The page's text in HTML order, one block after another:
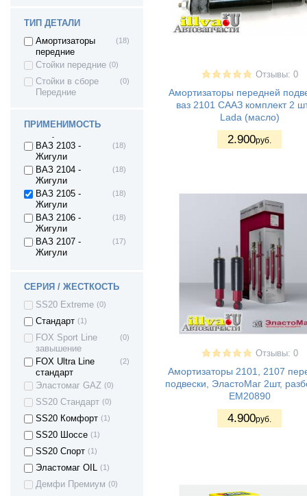
ТИП ДЕТАЛИ
Амортизаторы
передние
(18)
Стойки передние (0)
Стойки в сборе
Передние
(0)
ПРИМЕНИМОСТЬ
Nissan Qashqai +2
Renault Logan
Stepway II
Stepway II
ВАЗ 2101 -
ВАЗ 2102 -
ВАЗ 2103 -
Жигули
(18)
ВАЗ 2104 -
Жигули
(18)
ВАЗ 2105 -
Жигули
(18)
ВАЗ 2106 -
Жигули
(18)
ВАЗ 2107 -
Жигули
(17)
ВАЗ 21213 Нива (18)
ВАЗ 21214 (4x4)
Lada 4x4 URBAN
LADA Niva Travel
ВАЗ 2131 - Нива
4х4 5дв
ВАЗ 2123 - Нива
II
ВАЗ 21236 -
Chevrolet Niva
Спутник/
Самара1
ВАЗ 2109 - Лада/
Спутник/
Самара1
СЕРИЯ / ЖЕСТКОСТЬ
SS20 Extreme (0)
Стандарт (1)
FOX Sport Line
завышение
(0)
FOX Ultra Line
стандарт
(2)
Эластомаг GAZ (0)
SS20 Стандарт (0)
SS20 Комфорт (1)
SS20 Шоссе (1)
SS20 Спорт (1)
Эластомаг OIL (1)
Демфи Премиум (0)
Отзывы: 0
Амортизаторы передней
ваз 2101 СААЗ комплект 2
Lada (масло)
2.900руб.
Отзывы: 0
Амортизаторы 2101, 2107
подвески, ЭластоМаг 2шт,
EM20890
4.900руб.